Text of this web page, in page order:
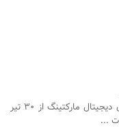
زمان شروع دوره حضوری دیجیتال مارکتینگ از 30 تیر